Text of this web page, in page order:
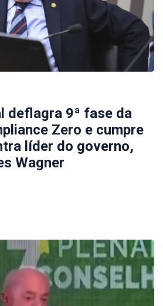
deflagra 9ª fase da
Zero e cumpre
líder do governo,
Wagner